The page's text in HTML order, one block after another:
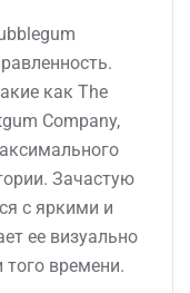
как The
Company,
Зачастую
с яркими и
ее визуально
времени.